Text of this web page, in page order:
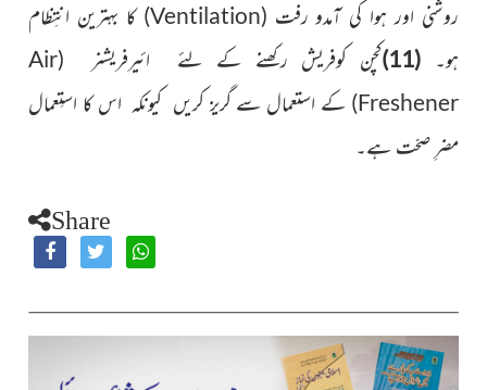
روشنی اور ہوا کی آمدو رفت (
Ventilation
) کا بہترین انتِظام
ہو۔ (11) کچن کوفریش رکھنے کے لئے ائیرفریشنر (
Air
Freshener
) کے استعمال سے گریز کریں کیونکہ اس کا استِعمال
مضرِ صحّت ہے۔
Share